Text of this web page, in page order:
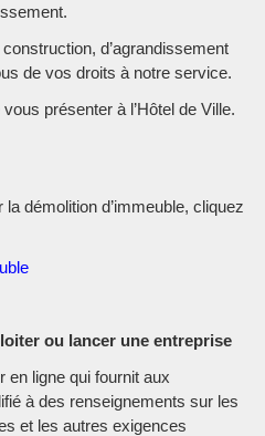
d’agrandissement
de vos droits à notre service.
présenter à l’Hôtel de Ville.
démolition d’immeuble, cliquez
ou lancer une entreprise
en ligne qui fournit aux
à des renseignements sur les
et les autres exigences